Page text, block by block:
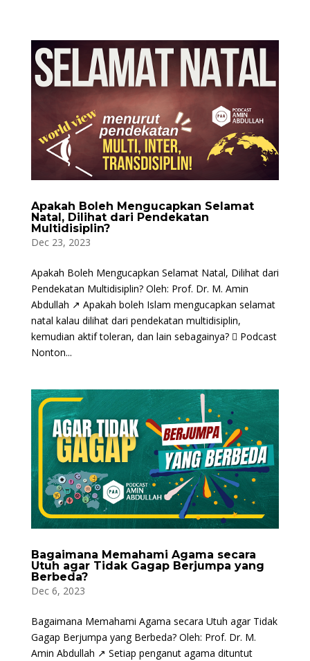
Apakah Boleh Mengucapkan Selamat
Natal, Dilihat dari Pendekatan
Multidisiplin?
Dec 23, 2023
Apakah Boleh Mengucapkan Selamat Natal, Dilihat dari
Pendekatan Multidisiplin? Oleh: Prof. Dr. M. Amin
Abdullah ↗ Apakah boleh Islam mengucapkan selamat
natal kalau dilihat dari pendekatan multidisiplin,
kemudian aktif toleran, dan lain sebagainya?  Podcast
Nonton...
Bagaimana Memahami Agama secara
Utuh agar Tidak Gagap Berjumpa yang
Berbeda?
Dec 6, 2023
Bagaimana Memahami Agama secara Utuh agar Tidak
Gagap Berjumpa yang Berbeda? Oleh: Prof. Dr. M.
Amin Abdullah ↗ Setiap penganut agama dituntut